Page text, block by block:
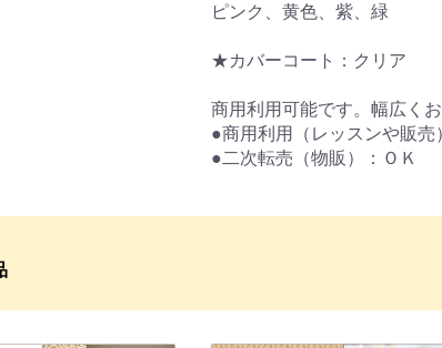
ピンク、黄色、紫、緑
★カバーコート：クリア
商用利用可能です。幅広くお
●商用利用（レッスンや販売
●二次転売（物販）：ＯＫ